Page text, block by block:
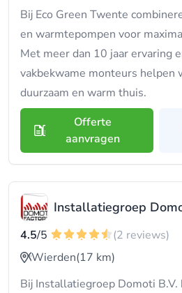
Bij Eco Green Twente
en warmtepompen voor
Met meer dan 10 jaar ervaring
vakbekwame monteurs helpen
duurzaam en warm thuis.
Offerte
aanvragen
Installatiegroep
4.5/5
(2 reviews)
Wierden(17 km)
Bij Installatiegroep Domoti B.V.